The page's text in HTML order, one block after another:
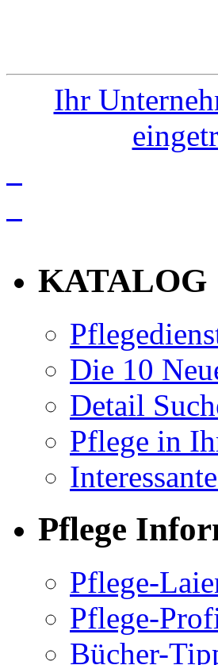
Ihr
KATALOG
Die 10
Detail
Pflege in
Pflege
Pflege-
Pflege-
Bücher-